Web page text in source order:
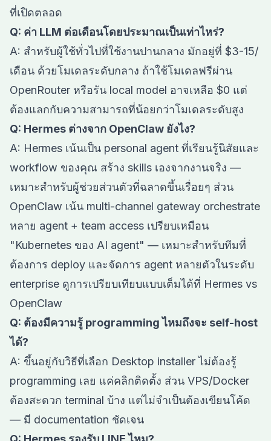
ที่เปิดตลอด
Q: ค่า LLM ต่อเดือนโดยประมาณเป็นเท่าไหร่?
A: สำหรับผู้ใช้ทั่วไปที่ใช้งานปานกลาง มักอยู่ที่ $3-15/
เดือน ด้วยโมเดลระดับกลาง ถ้าใช้โมเดลฟรีผ่าน
OpenRouter หรือรัน local model อาจเหลือ $0 แต่
ต้องแลกกับความสามารถที่น้อยกว่าโมเดลระดับสูง
Q: Hermes ต่างจาก OpenClaw ยังไง?
A: Hermes เน้นเป็น personal agent ที่เรียนรู้นิสัยและ
workflow ของคุณ สร้าง skills เองจากงานจริง —
เหมาะสำหรับผู้ช่วยส่วนตัวที่ฉลาดขึ้นเรื่อยๆ ส่วน
OpenClaw เน้น multi-channel gateway orchestrate
หลาย agent + team access เปรียบเหมือน
"Kubernetes ของ AI agent" — เหมาะสำหรับทีมที่
ต้องการ deploy และจัดการ agent หลายตัวในระดับ
enterprise ดูการเปรียบเทียบแบบเต็มได้ที่ Hermes vs
OpenClaw
Q: ต้องมีความรู้ programming ไหมถึงจะ self-host
ได้?
A: ขึ้นอยู่กับวิธีที่เลือก Desktop installer ไม่ต้องรู้
programming เลย แค่คลิกติดตั้ง ส่วน VPS/Docker
ต้องสะดวก terminal บ้าง แต่ไม่จำเป็นต้องเขียนโค้ด
— มี documentation ชัดเจน